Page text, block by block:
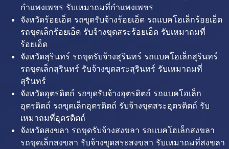
กำแพงเพชร รับเหมาถมที่กำแพงเพชร
จังหวัดร้อยเอ็ด รถขุดรับจ้างร้อยเอ็ด รถแบคโฮเล็กร้อยเอ็ด
รถขุดเล็กร้อยเอ็ด รับจ้างขุดสระร้อยเอ็ด รับเหมาถมที่
ร้อยเอ็ด
จังหวัดสุรินทร์ รถขุดรับจ้างสุรินทร์ รถแบคโฮเล็กสุรินทร์
รถขุดเล็กสุรินทร์ รับจ้างขุดสระสุรินทร์ รับเหมาถมที่
สุรินทร์
จังหวัดอุตรดิตถ์ รถขุดรับจ้างอุตรดิตถ์ รถแบคโฮเล็ก
อุตรดิตถ์ รถขุดเล็กอุตรดิตถ์ รับจ้างขุดสระอุตรดิตถ์ รับ
เหมาถมที่อุตรดิตถ์
จังหวัดสงขลา รถขุดรับจ้างสงขลา รถแบคโฮเล็กสงขลา
รถขุดเล็กสงขลา รับจ้างขุดสระสงขลา รับเหมาถมที่สงขลา